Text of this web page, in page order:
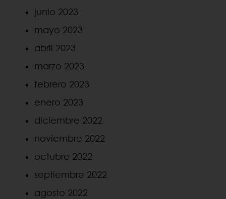
junio 2023
mayo 2023
abril 2023
marzo 2023
febrero 2023
enero 2023
diciembre 2022
noviembre 2022
octubre 2022
septiembre 2022
agosto 2022